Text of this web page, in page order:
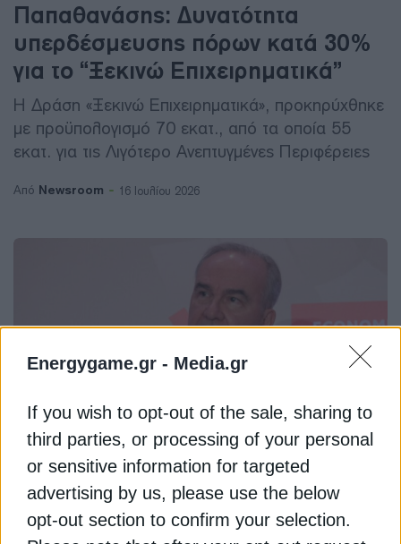
Energygame.gr - Media.gr
If you wish to opt-out of the sale, sharing to
third parties, or processing of your personal
or sensitive information for targeted
advertising by us, please use the below
opt-out section to confirm your selection.
Παπαθανάσης: Δυνατότητα
υπερδέσμευσης πόρων κατά 30%
για το “Ξεκινώ Επιχειρηματικά”
H Δράση «Ξεκινώ Επιχειρηματικά», προκηρύχθηκε
με προϋπολογισμό 70 εκατ., από τα οποία 55
εκατ. για τις Λιγότερο Ανεπτυγμένες Περιφέρειες
Από Newsroom 16 Ιουλίου 2026
ΠΟΛΙΤΙΚΗ
Παπαθανάσης: 140 εκατ. για νέες